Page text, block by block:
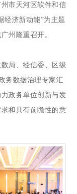
市天河区软件和信
经济新动能”为主题
州隆重召开。
局、经信委、区级
务数据治理专家汇
政务单位创新与发
和具有前瞻性的意